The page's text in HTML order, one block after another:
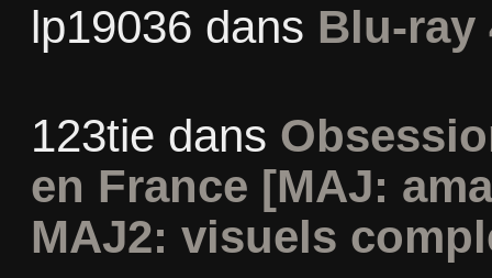
lp19036 dans Blu-ray
123tie dans
en France [MAJ:
MAJ2: visuels